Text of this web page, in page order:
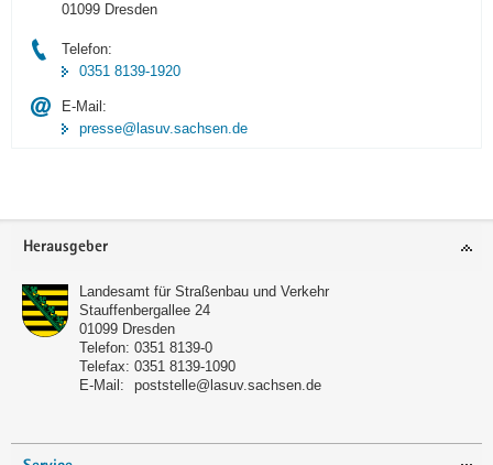
01099 Dresden
Telefon:
0351 8139-1920
E-Mail:
presse@lasuv.sachsen.de
Footer-
Herausgeber
Landesamt für Straßenbau und Verkehr
Stauffenbergallee 24
01099 Dresden
Telefon: 0351 8139-0
Telefax: 0351 8139-1090
E-Mail:
poststelle@lasuv.sachsen.de